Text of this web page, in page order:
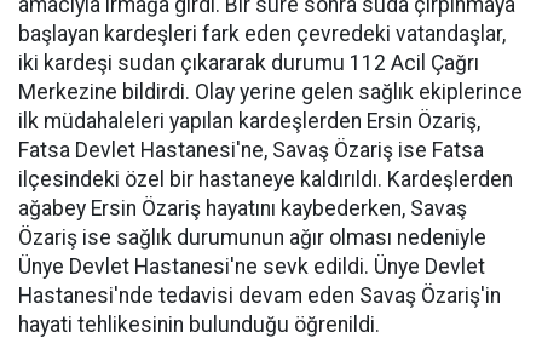
amacıyla ırmağa girdi. Bir süre sonra suda çırpınmaya
başlayan kardeşleri fark eden çevredeki vatandaşlar,
iki kardeşi sudan çıkararak durumu 112 Acil Çağrı
Merkezine bildirdi. Olay yerine gelen sağlık ekiplerince
ilk müdahaleleri yapılan kardeşlerden Ersin Özariş,
Fatsa Devlet Hastanesi'ne, Savaş Özariş ise Fatsa
ilçesindeki özel bir hastaneye kaldırıldı. Kardeşlerden
ağabey Ersin Özariş hayatını kaybederken, Savaş
Özariş ise sağlık durumunun ağır olması nedeniyle
Ünye Devlet Hastanesi'ne sevk edildi. Ünye Devlet
Hastanesi'nde tedavisi devam eden Savaş Özariş'in
hayati tehlikesinin bulunduğu öğrenildi.